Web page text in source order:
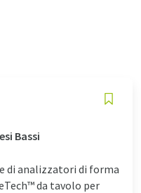
Bassi
di analizzatori di forma
da tavolo per